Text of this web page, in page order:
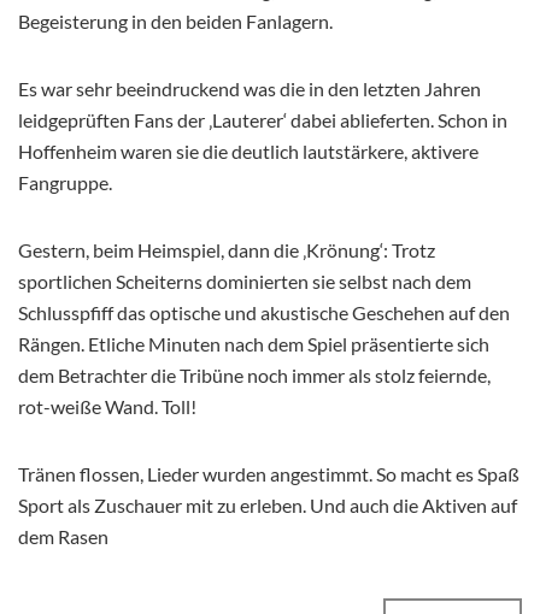
Begeisterung in den beiden Fanlagern.
Es war sehr beeindruckend was die in den letzten Jahren
leidgeprüften Fans der ‚Lauterer‘ dabei ablieferten. Schon in
Hoffenheim waren sie die deutlich lautstärkere, aktivere
Fangruppe.
Gestern, beim Heimspiel, dann die ‚Krönung‘: Trotz
sportlichen Scheiterns dominierten sie selbst nach dem
Schlusspfiff das optische und akustische Geschehen auf den
Rängen. Etliche Minuten nach dem Spiel präsentierte sich
dem Betrachter die Tribüne noch immer als stolz feiernde,
rot-weiße Wand. Toll!
Tränen flossen, Lieder wurden angestimmt. So macht es Spaß
Sport als Zuschauer mit zu erleben. Und auch die Aktiven auf
dem Rasen